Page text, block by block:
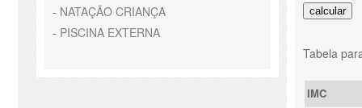
- NATAÇÃO CRIANÇA
- PISCINA EXTERNA
Tabela
IMC